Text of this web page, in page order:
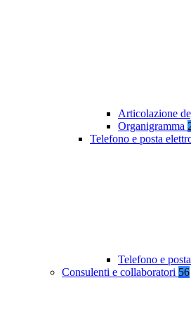
Articolazione
Organigramma
Telefono e posta
Telefono e
Consulenti e collaboratori 56